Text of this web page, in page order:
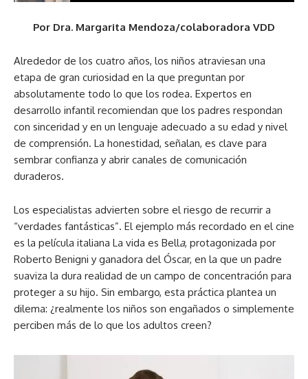
Por Dra. Margarita Mendoza/colaboradora VDD
Alrededor de los cuatro años, los niños atraviesan una
etapa de gran curiosidad en la que preguntan por
absolutamente todo lo que los rodea. Expertos en
desarrollo infantil recomiendan que los padres respondan
con sinceridad y en un lenguaje adecuado a su edad y nivel
de comprensión. La honestidad, señalan, es clave para
sembrar confianza y abrir canales de comunicación
duraderos.
Los especialistas advierten sobre el riesgo de recurrir a
“verdades fantásticas”. El ejemplo más recordado en el cine
es la película italiana La vida es Bella, protagonizada por
Roberto Benigni y ganadora del Óscar, en la que un padre
suaviza la dura realidad de un campo de concentración para
proteger a su hijo. Sin embargo, esta práctica plantea un
dilema: ¿realmente los niños son engañados o simplemente
perciben más de lo que los adultos creen?